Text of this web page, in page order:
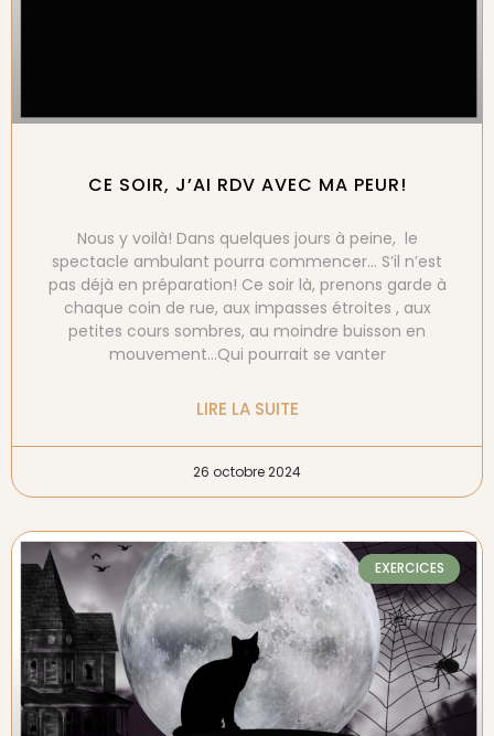
CE SOIR, J’AI RDV AVEC MA PEUR!
Nous y voilà! Dans quelques jours à peine, le
spectacle ambulant pourra commencer… S’il n’est
pas déjà en préparation! Ce soir là, prenons garde à
chaque coin de rue, aux impasses étroites , aux
petites cours sombres, au moindre buisson en
mouvement…Qui pourrait se vanter
LIRE LA SUITE
26 octobre 2024
EXERCICES